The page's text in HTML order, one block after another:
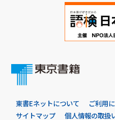
東書Eネットについて ご利用
サイトマップ
個人情報の取扱